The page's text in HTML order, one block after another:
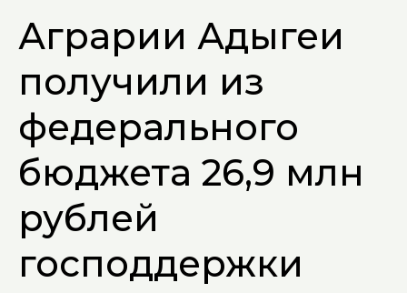
Аграрии Адыгеи
получили из
федерального
бюджета 26,9 млн
рублей
господдержки